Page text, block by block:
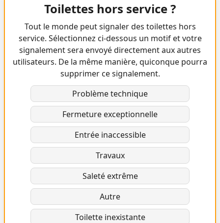
Toilettes hors service ?
Tout le monde peut signaler des toilettes hors
service. Sélectionnez ci-dessous un motif et votre
signalement sera envoyé directement aux autres
utilisateurs. De la même manière, quiconque pourra
supprimer ce signalement.
Problème technique
Fermeture exceptionnelle
Entrée inaccessible
Travaux
Saleté extrême
Autre
Toilette inexistante